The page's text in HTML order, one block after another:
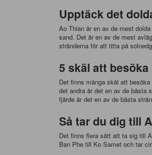
Upptäck det
Ao Thian är en av de mest
sand. Det är en av de mest
stränderna för att titta på
5 skäl att
Det finns många skäl att
det andra är det en av de bästa
fjärde är det en av de bästa
Så tar du dig till
Det finns flera sätt att ta sig till
Ban Phe till Ko Samet och tar